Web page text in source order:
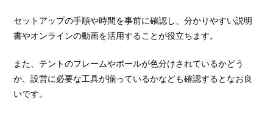
セットアップの手順や時間を事前に確認し、分かりやすい説明
書やオンラインの動画を活用することが役立ちます。
また、テントのフレームやポールが色分けされているかどう
か、設営に必要な工具が揃っているかなども確認するとなお良
いです。